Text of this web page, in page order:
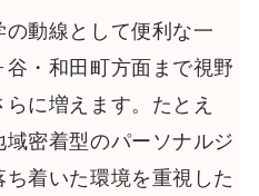
の動線として便利な一
・和田町方面まで視野
に増えます。たとえ
密着型のパーソナルジ
着いた環境を重視した